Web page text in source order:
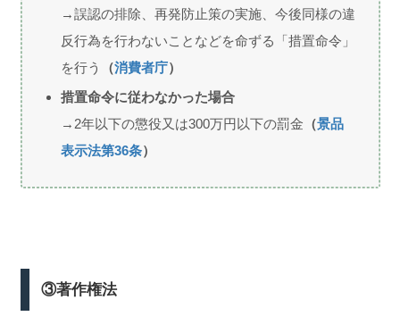
→誤認の排除、再発防止策の実施、今後同様の違
反行為を行わないことなどを命ずる「措置命令」
を行う
（消費者庁）
措置命令に従わなかった場合
→ 2年以下の懲役又は300万円以下の罰金 （景品
表示法第36条）
③著作権法